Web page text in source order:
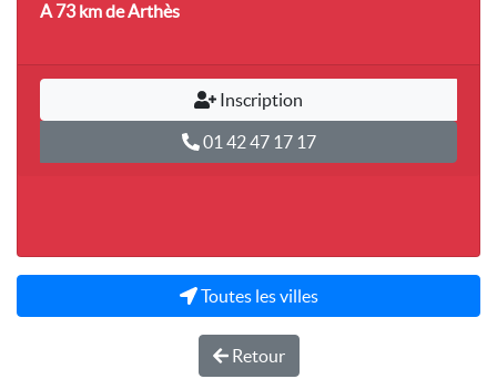
A 73 kmde Arthès
Inscription
01 42 47 17 17
Toutes les villes
Retour